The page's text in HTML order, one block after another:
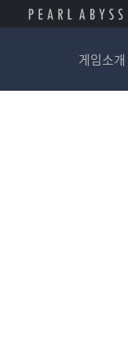
게임소개